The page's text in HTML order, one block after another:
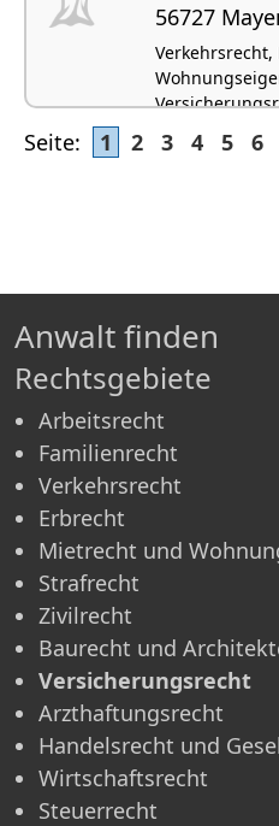
56727
Seite: 1 2 3 4 5 6
Anwalt finden
Rechtsgebiete
Arbeitsrecht
Familienrecht
Verkehrsrecht
Erbrecht
Mietrecht und
Strafrecht
Zivilrecht
Baurecht und
Versicherungsrecht
Arzthaftungsrecht
Handelsrecht und
Wirtschaftsrecht
Steuerrecht